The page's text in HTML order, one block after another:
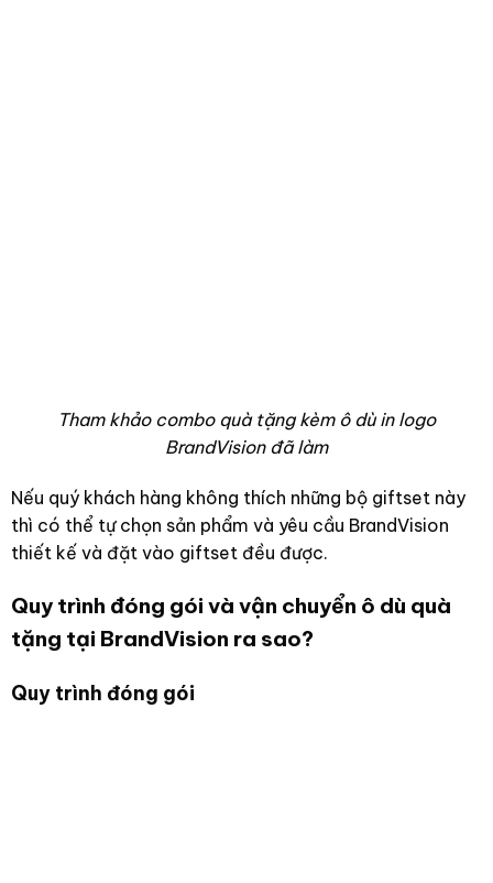
Tham khảo combo quà tặng kèm ô dù in logo
BrandVision đã làm
Nếu quý khách hàng không thích những bộ giftset này
thì có thể tự chọn sản phẩm và yêu cầu BrandVision
thiết kế và đặt vào giftset đều được.
Quy trình đóng gói và vận chuyển ô dù quà
tặng tại BrandVision ra sao?
Quy trình đóng gói